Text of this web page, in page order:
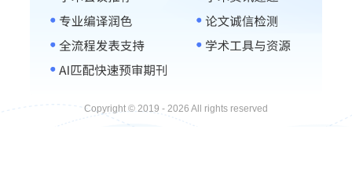
Copyright © 2019 - 2026 All rights reserved